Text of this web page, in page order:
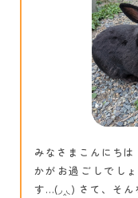
みなさまこんにち
かがお過ごしでし
す…(◞‸◟) さて、そ